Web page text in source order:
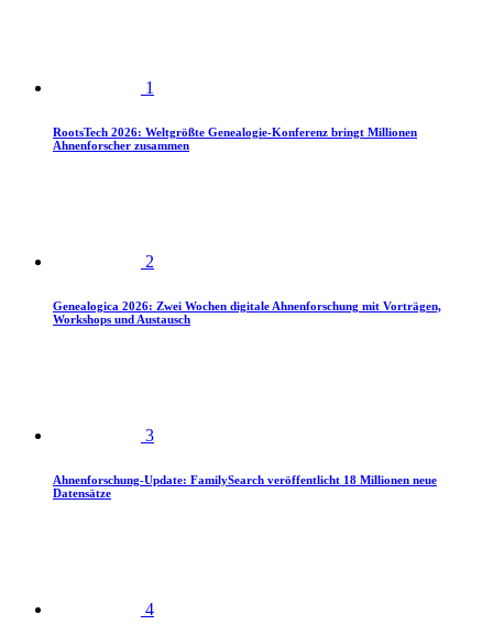
1
RootsTech 2026: Weltgrößte Genealogie-Konferenz bringt Millionen
Ahnenforscher zusammen
2
Genealogica 2026: Zwei Wochen digitale Ahnenforschung mit Vorträgen,
Workshops und Austausch
3
Ahnenforschung-Update: FamilySearch veröffentlicht 18 Millionen neue
Datensätze
4